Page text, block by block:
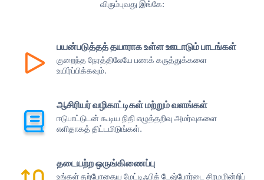
விரும்புவது இங்கே:
பயன்படுத்தத் தயாராக உள்ள ஊடாடும் பாடங்கள்
குறைந்த நேரத்திலேயே பணக் கருத்துக்களை
உயிர்ப்பிக்கவும்.
ஆசிரியர் வழிகாட்டிகள் மற்றும் வளங்கள்
ஈடுபாட்டுடன் கூடிய நிதி எழுத்தறிவு அமர்வுகளை
எளிதாகத் திட்டமிடுங்கள்.
தடையற்ற ஒருங்கிணைப்பு
உங்கள் தற்போதைய மேட்டிஃபிக் டேஷ்போர்டை சிரமமின்றிப்